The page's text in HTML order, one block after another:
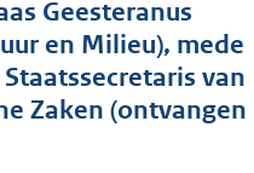
b
Geesteranus
en Milieu), mede
van
Zaken (ontvangen